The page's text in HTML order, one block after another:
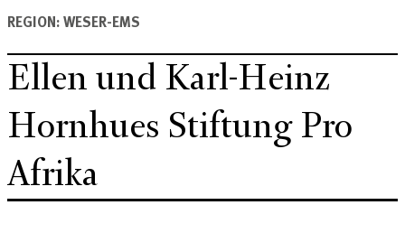
REGION: WESER-EMS
Ellen und Karl-Heinz
Hornhues Stiftung Pro
Afrika